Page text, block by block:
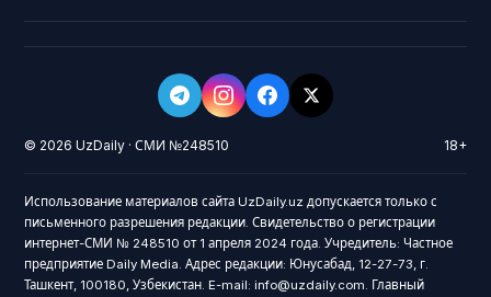
© 2026 UzDaily · СМИ №248510 18+
Использование материалов сайта UzDaily.uz допускается только с
письменного разрешения редакции. Свидетельство о регистрации
интернет-СМИ № 248510 от 1 апреля 2024 года. Учредитель: Частное
предприятие Daily Media. Адрес редакции: Юнусабад, 12-27-73, г.
Ташкент, 100180, Узбекистан. E-mail: info@uzdaily.com. Главный